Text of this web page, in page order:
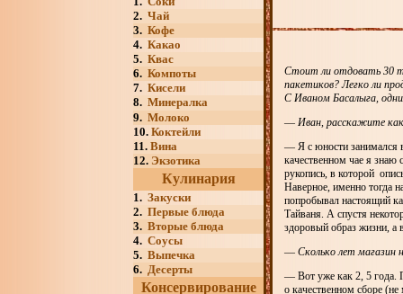
2. Чай
3. Кофе
4. Какао
5. Квас
6. Компоты
7. Кисели
8. Минералка
9. Молоко
10. Коктейли
11. Вина
12. Экзотика
Кулинария
1. Закуски
2. Первые блюда
3. Вторые блюда
4. Соусы
5. Выпечка
6. Десерты
Консервирование
Стоит ли отдовать 30
пакетиков? Легко ли
С Иваном Басалыга,
— Иван, расскажите как
— Я с юности занимался
качественном чае я знаю
рукопись, в которой
Наверное, именно тогда
попробывал настоящий
Тайваня. А спустя
здоровый образ жизни, а
— Сколько лет магазин
— Вот уже как 2, 5 года.
о качественном сборе